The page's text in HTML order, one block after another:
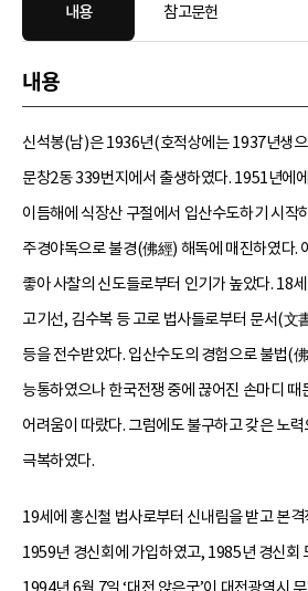
내용 참고문헌
내용
신석봉(남)은 1936년(호적상에는 1937년생
문창2동 339번지에서 출생하였다. 1951년에
이듬해에 식장산 구절에서 입산수도하기 시작
주경야독으로 불경(佛經) 해독에 매진하였다.
좋아 사찰의 신도들로부터 인기가 높았다. 18
고기선, 김수복 등 고로 법사들로부터 문서(
등을 전수받았다. 입산수도의 경험으로 불법(
능통하였으나 한국전쟁 중에 끊어진 손마디 때
어려움이 따랐다. 그럼에도 불구하고 갖은 노
극복하였다.
19세에 홍신철 법사로부터 신내림을 받고 본
1959년 경신회에 가입하였고, 1985년 경신회